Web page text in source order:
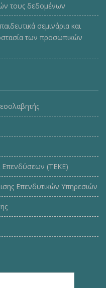
τους δεδομένων
σεμινάρια και
των προσωπικών
Επενδύσεων (ΤΕΚE)
Επενδυτικών Υπηρεσιών